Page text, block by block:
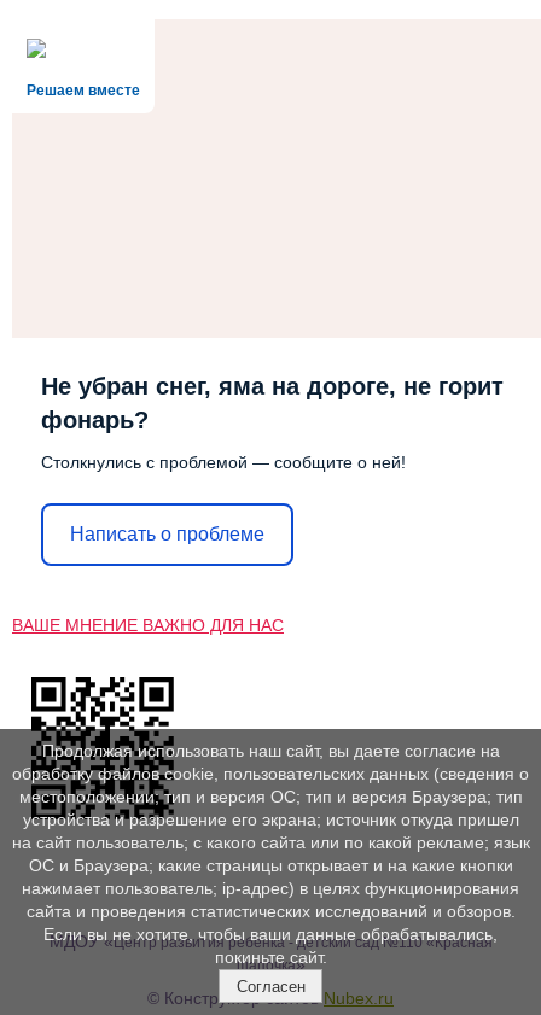
Решаем вместе
Не убран снег, яма на дороге, не горит
фонарь?
Столкнулись с проблемой — сообщите о ней!
Написать о проблеме
ВАШЕ МНЕНИЕ ВАЖНО ДЛЯ НАС
МДОУ «Центр развития ребенка - детский сад №110 «Красная
шапочка»
© Конструктор сайтовNubex.ru
Продолжая использовать наш сайт, вы даете согласие на
обработку файлов cookie, пользовательских данных (сведения о
местоположении; тип и версия ОС; тип и версия Браузера; тип
устройства и разрешение его экрана; источник откуда пришел
на сайт пользователь; с какого сайта или по какой рекламе; язык
ОС и Браузера; какие страницы открывает и на какие кнопки
нажимает пользователь; ip-адрес) в целях функционирования
сайта и проведения статистических исследований и обзоров.
Если вы не хотите, чтобы ваши данные обрабатывались,
покиньте сайт.
Согласен